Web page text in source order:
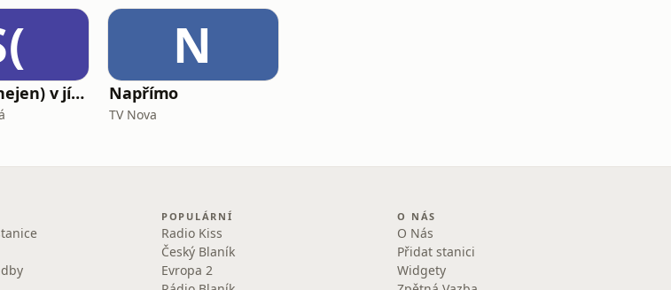
Svoboda (nejen) v jídle
N
Napřímo
TV Nova
POPULÁRNÍ
Radio Kiss
Český Blaník
Evropa 2
O NÁS
O Nás
Přidat stanici
Widgety